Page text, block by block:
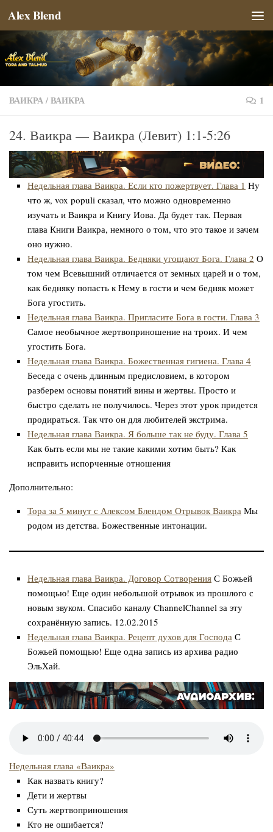
Перейти к содержимому
Alex Blend
ВАИКРА/ВАИКРА 1
24. Ваикра — Ваикра (Левит) 1:1-5:26
Недельная глава Ваикра. Если кто пожертвует. Глава 1 Ну
что ж, vox populi сказал, что можно одновременно
изучать и Ваикра и Книгу Иова. Да будет так. Первая
глава Книги Ваикра, немного о том, что это такое и зачем
оно нужно.
Недельная глава Ваикра. Бедняки угощают Бога. Глава 2 О
том чем Всевышний отличается от земных царей и о том,
как бедняку попасть к Нему в гости и чем бедняк может
Бога угостить.
Недельная глава Ваикра. Пригласите Бога в гости. Глава 3
Самое необычное жертвоприношение на троих. И чем
угостить Бога.
Недельная глава Ваикра. Божественная гигиена. Глава 4
Беседа с очень длинным предисловием, в котором
разберем основы понятий вины и жертвы. Просто и
быстро сделать не получилось. Через этот урок придется
продираться. Так что он для любителей экстрима.
Недельная глава Ваикра. Я больше так не буду. Глава 5
Как быть если мы не такие какими хотим быть? Как
исправить испорченные отношения
Дополнительно:
Тора за 5 минут с Алексом Блендом Отрывок Ваикра Мы
родом из детства. Божественные интонации.
Недельная глава Ваикра. Договор Сотворения С Божьей
помощью! Еще один небольшой отрывок из прошлого с
новым звуком. Спасибо каналу ChannelChannel за эту
сохранённую запись. 12.02.2015
Недельная глава Ваикра. Рецепт духов для Господа С
Божьей помощью! Еще одна запись из архива радио
ЭльХай.
Недельная глава «Ваикра»
Как назвать книгу?
Дети и жертвы
Суть жертвоприношения
Кто не ошибается?